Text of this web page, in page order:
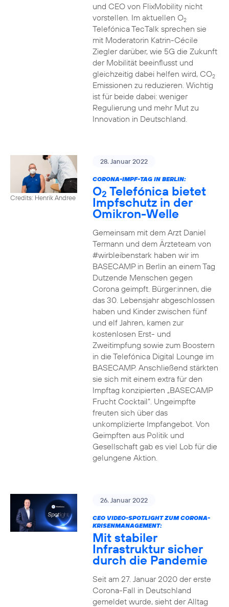
und CEO von FlixMobility nicht
vorstellen. Im aktuellen O2
Telefónica TecTalk sprechen sie
mit Moderatorin Katrin-Cécile
Ziegler darüber, wie 5G die Zukunft
der Mobilität beeinflusst und
gleichzeitig dabei helfen wird, CO2
Emissionen zu reduzieren. Wichtig
ist für beide dabei: weniger
Regulierung und mehr Mut zu
Innovation in Deutschland.
Credits: Henrik Andree
28. Januar 2022
CORONA-IMPF-TAG IN BERLIN:
O2 Telefónica bietet
Impfschutz in der
Omikron-Welle
Gemeinsam mit dem Arzt Daniel
Termann und dem Ärzteteam von
#wirbleibenstark haben wir im
BASECAMP in Berlin an einem Tag
Dutzende Menschen gegen
Corona geimpft. Bürger:innen, die
das 30. Lebensjahr abgeschlossen
haben und Kinder zwischen fünf
und elf Jahren, kamen zur
kostenlosen Erst- und
Zweitimpfung sowie zum Boostern
in die Telefónica Digital Lounge im
BASECAMP. Anschließend stärkten
sie sich mit einem extra für den
Impftag konzipierten „BASECAMP
Frucht Cocktail“. Ungeimpfte
freuten sich über das
unkomplizierte Impfangebot. Von
Geimpften aus Politik und
Gesellschaft gab es viel Lob für die
gelungene Aktion.
26. Januar 2022
CEO VIDEO-SPOTLIGHT ZUM CORONA-
KRISENMANAGEMENT:
Mit stabiler
Infrastruktur sicher
durch die Pandemie
Seit am 27. Januar 2020 der erste
Corona-Fall in Deutschland
gemeldet wurde, sieht der Alltag